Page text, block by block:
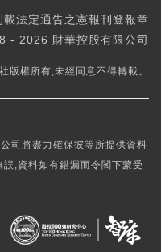
法定通告之憲報刊登報章
- 2026 財華控股有限公司
版權所有,未經同意不得轉載。
司將盡力確保彼等所提供資料
,資料如有錯漏而令閣下蒙受